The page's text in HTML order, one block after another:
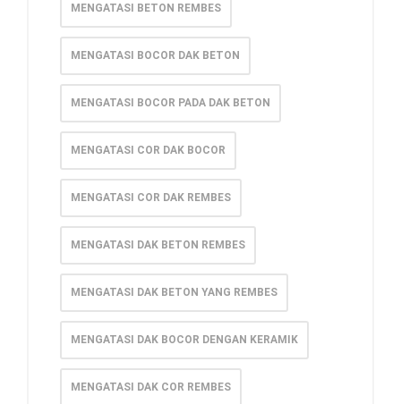
MENGATASI BETON REMBES
MENGATASI BOCOR DAK BETON
MENGATASI BOCOR PADA DAK BETON
MENGATASI COR DAK BOCOR
MENGATASI COR DAK REMBES
MENGATASI DAK BETON REMBES
MENGATASI DAK BETON YANG REMBES
MENGATASI DAK BOCOR DENGAN KERAMIK
MENGATASI DAK COR REMBES